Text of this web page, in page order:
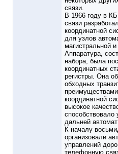
связи.
В 1966 году в
связи
координатной
для узлов
магистральной
Аппаратура,
набора, была
координатных
регистры. Она
обходных
координатной
высокое
дальней
К началу
организовали
управлений
телефонную